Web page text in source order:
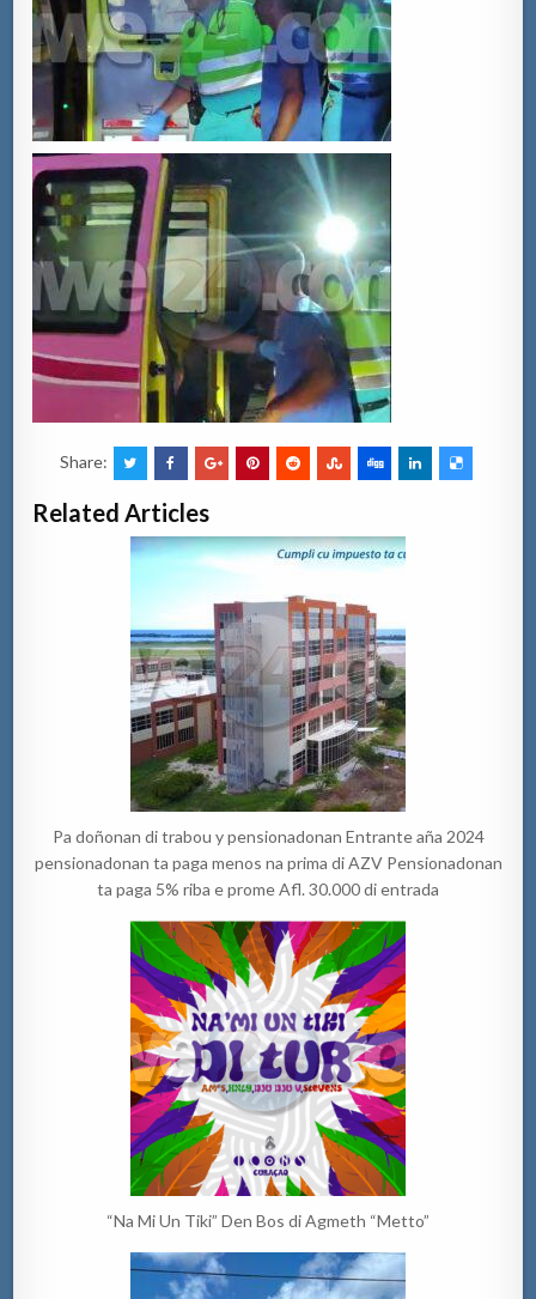
Share:
Related Articles
Pa doñonan di trabou y pensionadonan Entrante aña 2024
pensionadonan ta paga menos na prima di AZV Pensionadonan
ta paga 5% riba e prome Afl. 30.000 di entrada
“Na Mi Un Tiki” Den Bos di Agmeth “Metto”